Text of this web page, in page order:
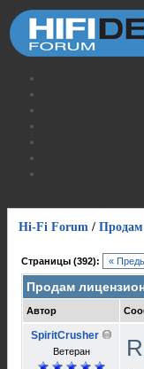
Hi-Fi Forum / Продам
Страницы (392): «
Продам
Автор
SpiritCrusher
Ветеран